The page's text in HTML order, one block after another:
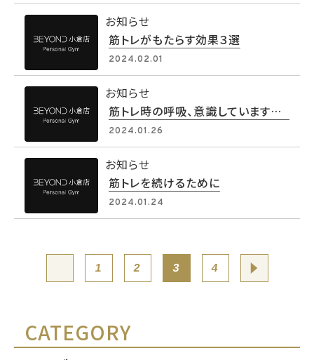
お知らせ
筋トレがもたらす効果３選
2024.02.01
お知らせ
筋トレ時の呼吸、意識していますか？
2024.01.26
お知らせ
筋トレを続けるために
2024.01.24
の
1 2 3 4
CATEGORY